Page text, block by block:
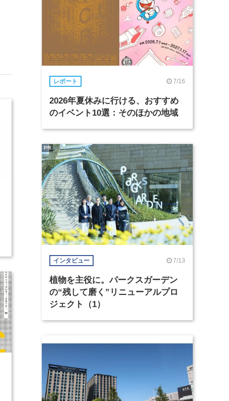
レポート 7/16
2026年夏休みに行ける、おすすめ
のイベント10選：そのほかの地域
インタビュー 7/13
植物を主役に。パークスガーデン
の“残して磨く”リニューアルプロ
ジェクト（1）
PR